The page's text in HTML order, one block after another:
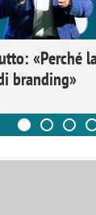
«Perché
branding»